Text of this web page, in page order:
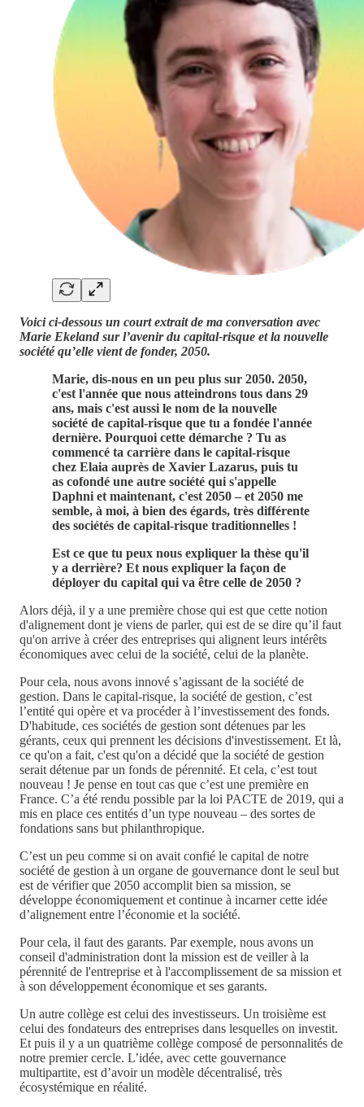
Voici ci-dessous un court extrait de ma conversation avec
Marie Ekeland sur l’avenir du capital-risque et la nouvelle
société qu’elle vient de fonder, 2050.
Marie, dis-nous en un peu plus sur 2050. 2050,
c'est l'année que nous atteindrons tous dans 29
ans, mais c'est aussi le nom de la nouvelle
société de capital-risque que tu a fondée l'année
dernière. Pourquoi cette démarche ? Tu as
commencé ta carrière dans le capital-risque
chez Elaia auprès de Xavier Lazarus, puis tu
as cofondé une autre société qui s'appelle
Daphni et maintenant, c'est 2050 – et 2050 me
semble, à moi, à bien des égards, très différente
des sociétés de capital-risque traditionnelles !
Est ce que tu peux nous expliquer la thèse qu'il
y a derrière? Et nous expliquer la façon de
déployer du capital qui va être celle de 2050 ?
Alors déjà, il y a une première chose qui est que cette notion
d'alignement dont je viens de parler, qui est de se dire qu’il faut
qu'on arrive à créer des entreprises qui alignent leurs intérêts
économiques avec celui de la société, celui de la planète.
Pour cela, nous avons innové s’agissant de la société de
gestion. Dans le capital-risque, la société de gestion, c’est
l’entité qui opère et va procéder à l’investissement des fonds.
D'habitude, ces sociétés de gestion sont détenues par les
gérants, ceux qui prennent les décisions d'investissement. Et là,
ce qu'on a fait, c'est qu'on a décidé que la société de gestion
serait détenue par un fonds de pérennité. Et cela, c’est tout
nouveau ! Je pense en tout cas que c’est une première en
France. C’a été rendu possible par la loi PACTE de 2019, qui a
mis en place ces entités d’un type nouveau – des sortes de
fondations sans but philanthropique.
C’est un peu comme si on avait confié le capital de notre
société de gestion à un organe de gouvernance dont le seul but
est de vérifier que 2050 accomplit bien sa mission, se
développe économiquement et continue à incarner cette idée
d’alignement entre l’économie et la société.
Pour cela, il faut des garants. Par exemple, nous avons un
conseil d'administration dont la mission est de veiller à la
pérennité de l'entreprise et à l'accomplissement de sa mission et
à son développement économique et ses garants.
Un autre collège est celui des investisseurs. Un troisième est
celui des fondateurs des entreprises dans lesquelles on investit.
Et puis il y a un quatrième collège composé de personnalités de
notre premier cercle. L’idée, avec cette gouvernance
multipartite, est d’avoir un modèle décentralisé, très
écosystémique en réalité.